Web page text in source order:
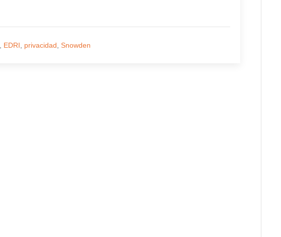
EDRI privacidad Snowden